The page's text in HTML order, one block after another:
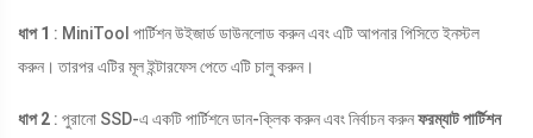
ধাপ 1 : MiniTool পার্টিশন উইজার্ড ডাউনলোড করুন এবং এটি আপনার পিসিতে ইনস্টল
করুন। তারপর এটির মূল ইন্টারফেস পেতে এটি চালু করুন।
ধাপ 2 : পুরানো SSD-এ একটি পার্টিশনে ডান-ক্লিক করুন এবং নির্বাচন করুনফরম্যাট পার্টিশন